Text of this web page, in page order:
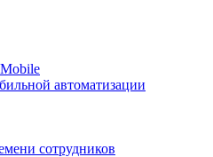
автоматизации
сотрудников